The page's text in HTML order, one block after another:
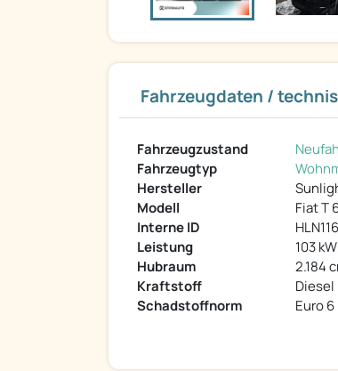
Fahrzeugdaten /
Fahrzeugzustand
Fahrzeugtyp
Hersteller
Modell
Fiat T
Interne ID
Leistung
103
Hubraum
2.184
Kraftstoff
Diesel
Schadstoffnorm
Euro 6